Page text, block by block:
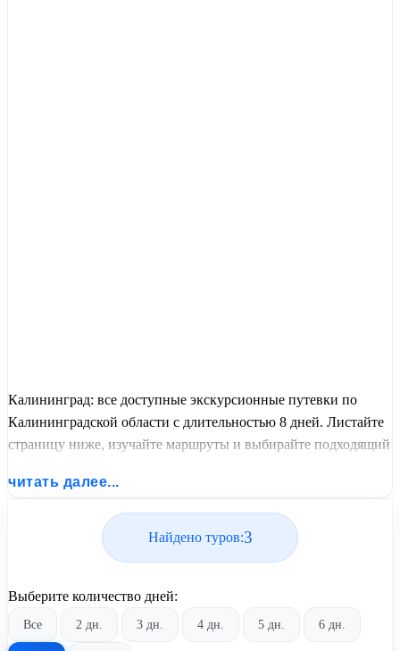
Калининград: все доступные экскурсионные путевки по
Калининградской области с длительностью 8 дней. Листайте
страницу ниже, изучайте маршруты и выбирайте подходящий
от United Travel Systems.
читать далее...
Найдено туров:3
Выберите количество дней:
Все 2 дн. 3 дн. 4 дн. 5 дн. 6 дн.